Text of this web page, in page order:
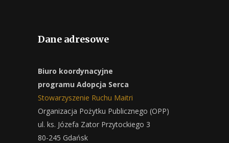
Dane adresowe
Biuro koordynacyjne
programu Adopcja Serca
Stowarzyszenie Ruchu Maitri
Organizacja Pożytku Publicznego (OPP)
ul. ks. Józefa Zator Przytockiego 3
80-245 Gdańsk